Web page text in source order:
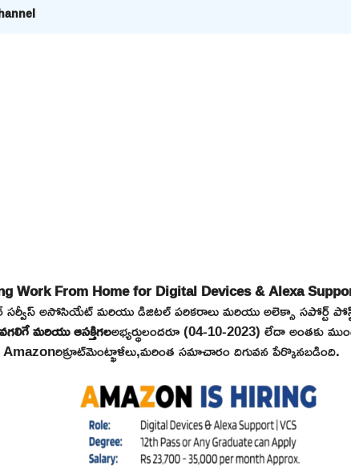
Work From Home for Digital Devices & Alexa
సర్వీస్ అసోసియేట్ మరియు డిజిటల్ పరికరాలు మరియు అలెక్సా సపోర్ట్
మరియు ఆసక్తిగలఅభ్యర్థులందరూ (04-10-2023) లేదా అంతకు
Amazonరిక్రూట్‌మెంట్ఖాళీలు,మరింత సమాచారం దిగువన పేర్కొనబడింది.